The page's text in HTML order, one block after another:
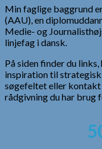
Min faglige baggrund
(AAU), en
Medie- og
linjefag i dansk.
På siden finder du
inspiration til
søgefeltet eller kontakt
rådgivning du har brug